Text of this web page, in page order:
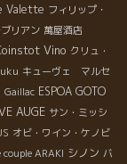
Valette フィリップ・
リアン 萬屋酒店
Vino クリュ・
キューヴェ マルセ
Gaillac ESPOA GOTO
AUGE サン・ミッシ
オビ・ワイン・ケノビ
couple ARAKI シノン バ